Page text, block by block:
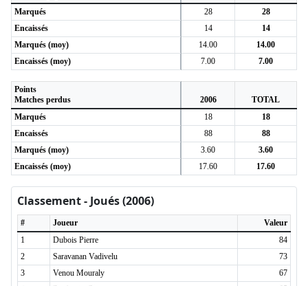
Marqués
28
28
Encaissés
14
14
Marqués (moy)
14.00
14.00
Encaissés (moy)
7.00 7.00
Points
Matches perdus
2006
TOTAL
Marqués
18
18
Encaissés
88
88
Marqués (moy)
3.60
3.60
Encaissés (moy)
17.60 17.60
Classement - Joués (2006)
# Joueur
Valeur
1
Dubois Pierre
84
2
Saravanan Vadivelu
73
3
Venou Mouraly
67